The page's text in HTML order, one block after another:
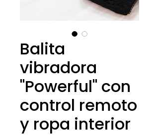
Balita
vibradora
"Powerful" con
control remoto
y ropa interior